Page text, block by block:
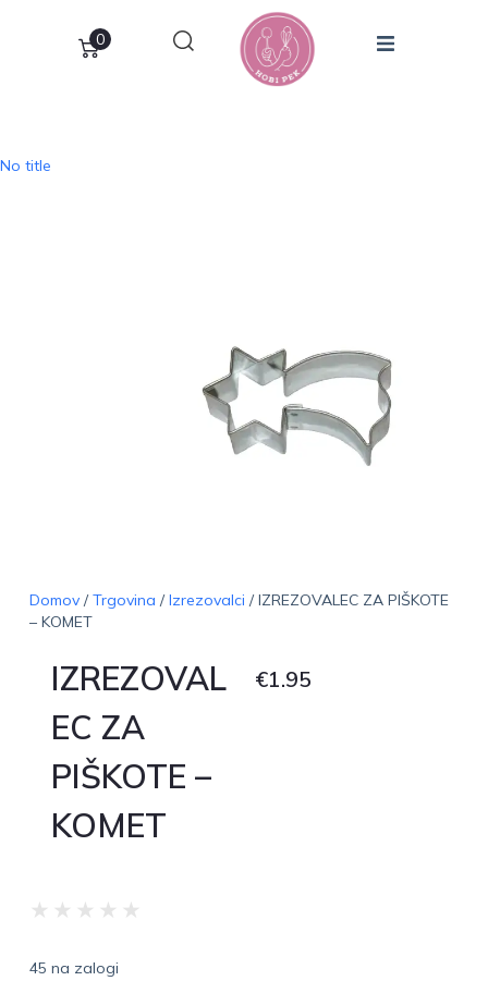
0
No title
Domov/Trgovina /Izrezovalci / IZREZOVALEC ZA PIŠKOTE
– KOMET
IZREZOVAL
EC ZA
PIŠKOTE –
KOMET
€1.95
★ ★ ★ ★ ★
45 na zalogi